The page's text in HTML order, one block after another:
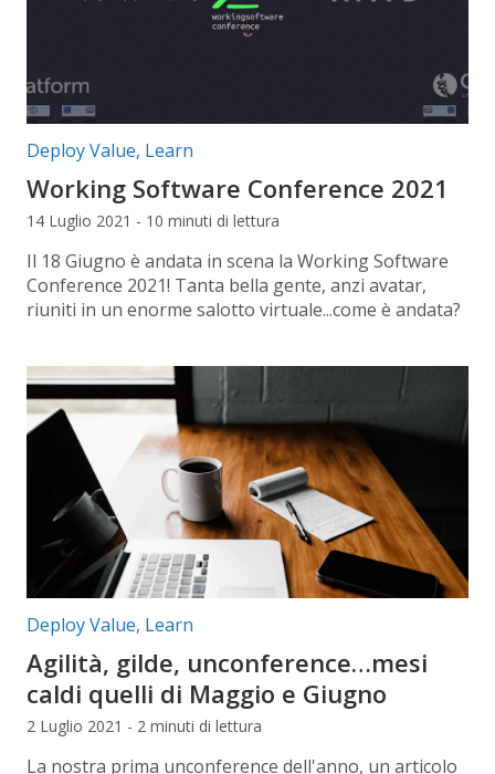
Categorie articolo:
Deploy Value, Learn
Working Software Conference 2021
14 Luglio 2021 - 10 minuti di lettura
Il 18 Giugno è andata in scena la Working Software
Conference 2021! Tanta bella gente, anzi avatar,
riuniti in un enorme salotto virtuale...come è andata?
Categorie articolo:
Deploy Value, Learn
Agilità, gilde, unconference…mesi
caldi quelli di Maggio e Giugno
2 Luglio 2021 - 2 minuti di lettura
La nostra prima unconference dell'anno, un articolo